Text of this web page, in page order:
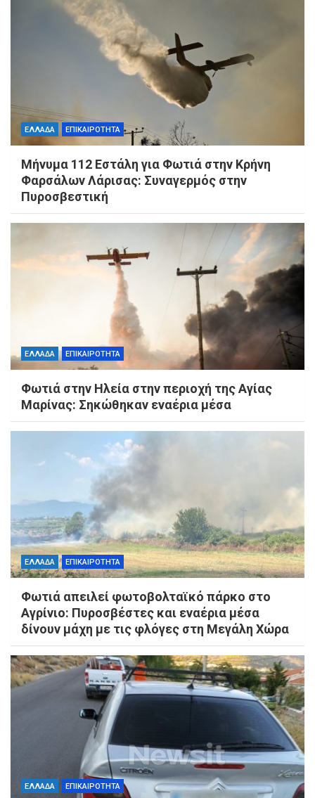
ΕΛΛΑΔΑ ΕΠΙΚΑΙΡΟΤΗΤΑ
Μήνυμα 112 Εστάλη για Φωτιά στην Κρήνη
Φαρσάλων Λάρισας: Συναγερμός στην
Πυροσβεστική
ΕΛΛΑΔΑ ΕΠΙΚΑΙΡΟΤΗΤΑ
Φωτιά στην Ηλεία στην περιοχή της Αγίας
Μαρίνας: Σηκώθηκαν εναέρια μέσα
ΕΛΛΑΔΑ ΕΠΙΚΑΙΡΟΤΗΤΑ
Φωτιά απειλεί φωτοβολταϊκό πάρκο στο
Αγρίνιο: Πυροσβέστες και εναέρια μέσα
δίνουν μάχη με τις φλόγες στη Μεγάλη Χώρα
ΕΛΛΑΔΑ ΕΠΙΚΑΙΡΟΤΗΤΑ